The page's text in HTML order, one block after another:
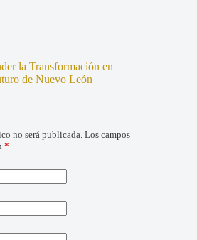
la Transformación en
de Nuevo León
no será publicada. Los campos
*